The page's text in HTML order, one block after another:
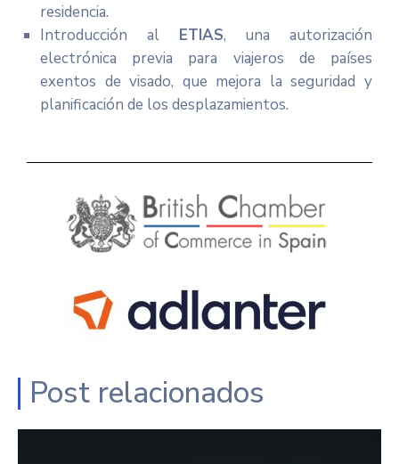
residencia.
Introducción al ETIAS, una autorización
electrónica previa para viajeros de países
exentos de visado, que mejora la seguridad y
planificación de los desplazamientos.
Post relacionados